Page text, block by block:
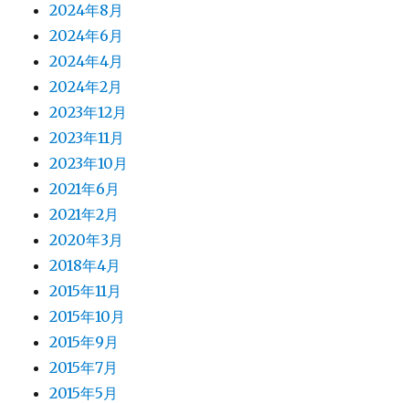
2024年8月
2024年6月
2024年4月
2024年2月
2023年12月
2023年11月
2023年10月
2021年6月
2021年2月
2020年3月
2018年4月
2015年11月
2015年10月
2015年9月
2015年7月
2015年5月